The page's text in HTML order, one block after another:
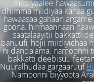
miidiyaalee
dhimma miidiyaa kanaa
hawaasaa gahaan
goona. hirmaannaan
saatalaayitii bakkatti
banuufi, hojii miidiyichaa
ni danda'ama. namoonni
bakkatti deebisuu
Nuuralhudaa gargaaruuf
Namoonni biyyoota